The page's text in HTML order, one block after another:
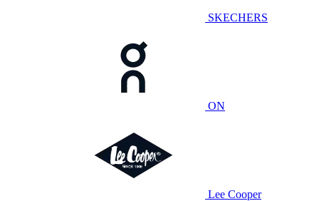
SKECHERS
ON
Lee Cooper